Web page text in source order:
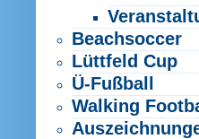
Beachsoccer
Lüttfeld Cup
Ü-Fußball
Walking